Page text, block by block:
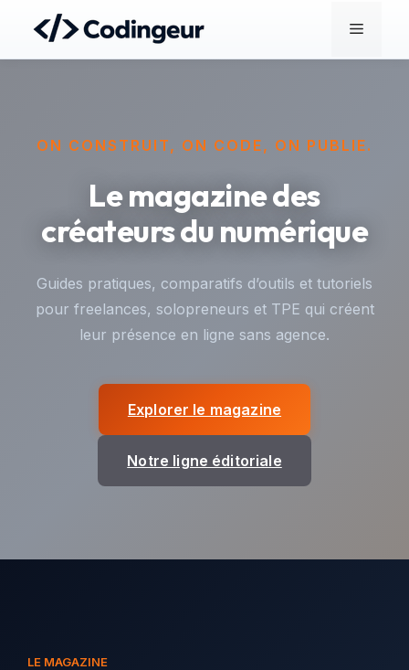
contenu
Menu
ON CONSTRUIT, ON CODE, ON PUBLIE.
Le magazine des
créateurs du numérique
Guides pratiques, comparatifs d’outils et tutoriels
pour freelances, solopreneurs et TPE qui créent
leur présence en ligne sans agence.
Explorer le magazine
Notre ligne éditoriale
LE MAGAZINE